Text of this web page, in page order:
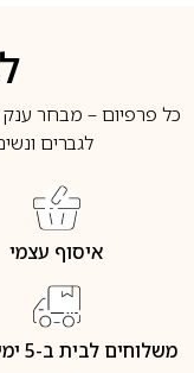
כל פרפיום – מבחר
לגברים
איסוף עצמי
משלוחים לבית ב-5 ימי עסקים